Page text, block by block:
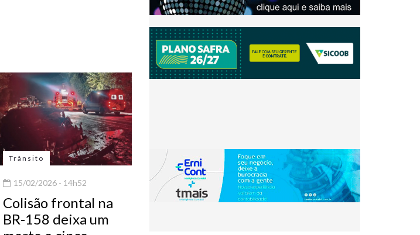
Trânsito
15/02/2026 - 14h52
Colisão frontal na
BR-158 deixa um